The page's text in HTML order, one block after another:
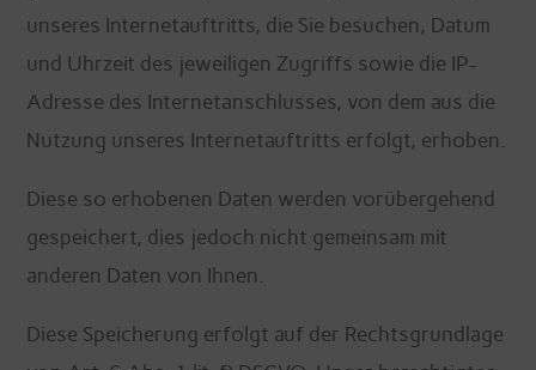
unseres Internetauftritts, die Sie besuchen, Datum
und Uhrzeit des jeweiligen Zugriffs sowie die IP-
Adresse des Internetanschlusses, von dem aus die
Nutzung unseres Internetauftritts erfolgt, erhoben.
Diese so erhobenen Daten werden vorübergehend
gespeichert, dies jedoch nicht gemeinsam mit
anderen Daten von Ihnen.
Diese Speicherung erfolgt auf der Rechtsgrundlage